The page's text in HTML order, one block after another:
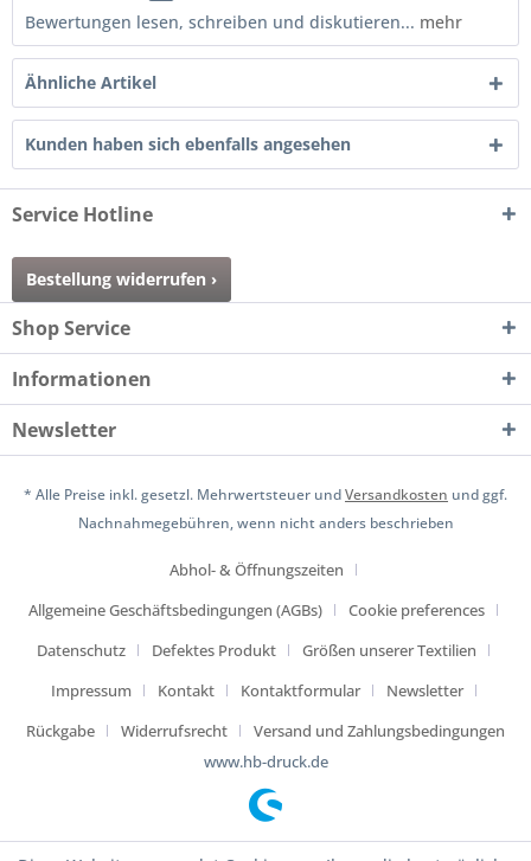
Bewertungen lesen, schreiben und diskutieren... mehr
Ähnliche Artikel
Kunden haben sich ebenfalls angesehen
Service Hotline
Bestellung widerrufen ›
Shop Service
Informationen
Newsletter
* Alle Preise inkl. gesetzl. Mehrwertsteuer undVersandkosten und ggf.
Nachnahmegebühren, wenn nicht anders beschrieben
Abhol- & Öffnungszeiten
Allgemeine Geschäftsbedingungen (AGBs)
Cookie preferences
Datenschutz
Defektes Produkt
Größen unserer Textilien
Impressum
Kontakt Kontaktformular
Newsletter
Rückgabe
Widerrufsrecht
Versand und Zahlungsbedingungen
www.hb-druck.de